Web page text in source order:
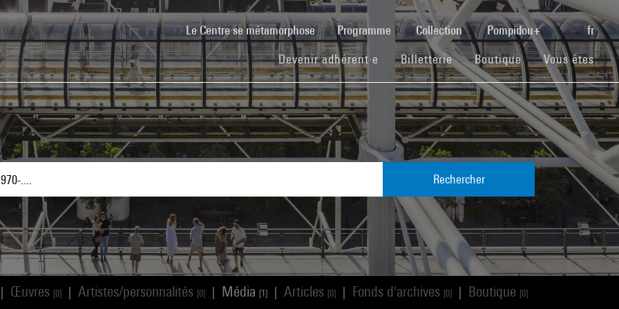
Le Centre se métamorphose(current)Programme Collection Pompidou+ fr
Devenir adhérent·e (current)
Billetterie(current)Boutique(current)Vous êtes
Rechercher
Œuvres [0] Artistes/personnalités [0] Média [1] Articles [0] Fonds d'archives [0] Boutique [0]